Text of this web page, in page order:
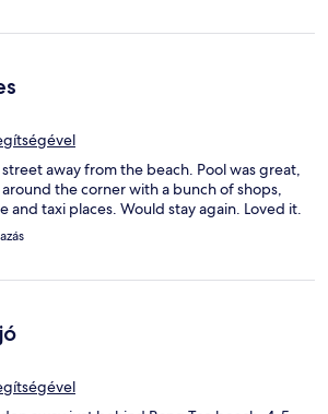
away from the beach. Pool was great,
the corner with a bunch of shops,
and taxi places. Would stay again. Loved it.